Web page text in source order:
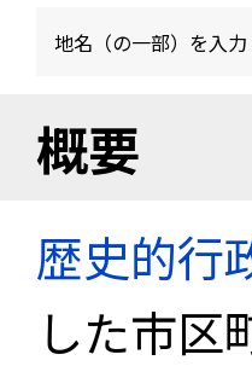
地名（の一部）を入力
概要
歴史的行
した市区